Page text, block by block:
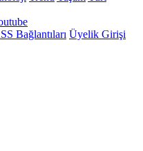
Bağlantıları Üyelik Girişi